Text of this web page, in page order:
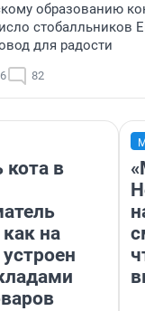
образованию
стобалльников
для радости
82
кота в
на